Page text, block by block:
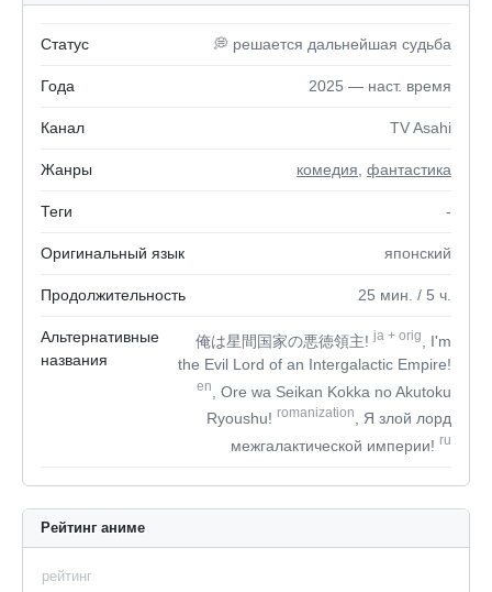
Статус 💭 решается дальнейшая судьба
Года 2025 — наст. время
Канал TV Asahi
Жанры комедия фантастика
Теги -
Оригинальный язык японский
Продолжительность 25 мин. / 5 ч.
Альтернативные
названия
俺は星間国家の悪徳領主!ja + orig
, I'm
the Evil Lord of an Intergalactic Empire!
en
, Ore wa Seikan Kokka no Akutoku
Ryoushu! romanization
, Я злой лорд
межгалактической империи! ru
Рейтинг аниме
рейтинг